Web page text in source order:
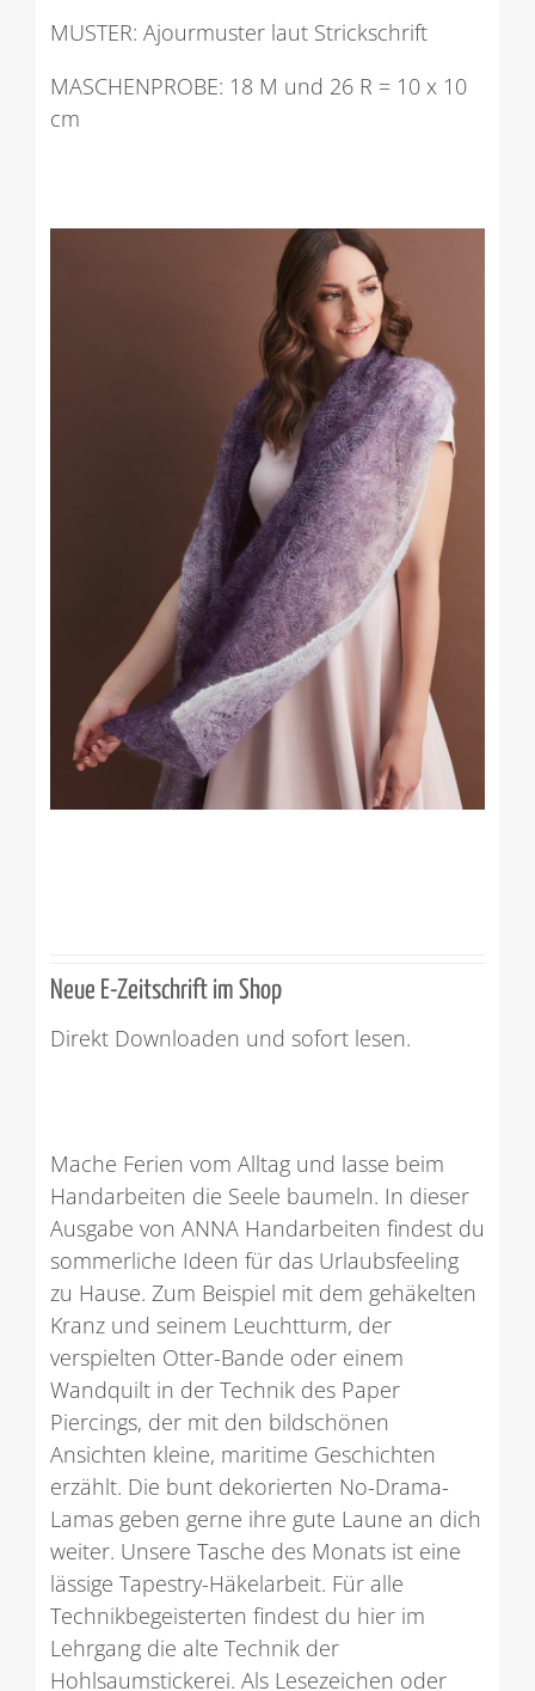
MUSTER: Ajourmuster laut Strickschrift
MASCHENPROBE: 18 M und 26 R = 10 x 10
cm
Neue E-Zeitschrift im Shop
Direkt Downloaden und sofort lesen.
Mache Ferien vom Alltag und lasse beim
Handarbeiten die Seele baumeln. In dieser
Ausgabe von ANNA Handarbeiten findest du
sommerliche Ideen für das Urlaubsfeeling
zu Hause. Zum Beispiel mit dem gehäkelten
Kranz und seinem Leuchtturm, der
verspielten Otter-Bande oder einem
Wandquilt in der Technik des Paper
Piercings, der mit den bildschönen
Ansichten kleine, maritime Geschichten
erzählt. Die bunt dekorierten No-Drama-
Lamas geben gerne ihre gute Laune an dich
weiter. Unsere Tasche des Monats ist eine
lässige Tapestry-Häkelarbeit. Für alle
Technikbegeisterten findest du hier im
Lehrgang die alte Technik der
Hohlsaumstickerei. Als Lesezeichen oder